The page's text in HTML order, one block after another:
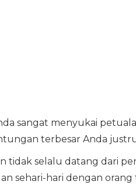
sangat menyukai
terbesar Anda
tidak selalu datang dari
sehari-hari dengan